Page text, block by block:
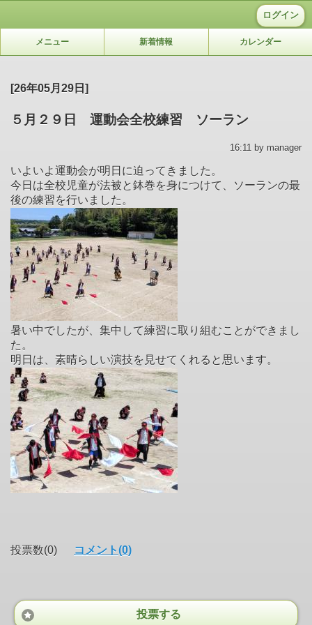
ログイン
メニュー 新着情報 カレンダー
[26年05月29日]
５月２９日 運動会全校練習 ソーラン
16:11 by manager
いよいよ運動会が明日に迫ってきました。
今日は全校児童が法被と鉢巻を身につけて、ソーランの最
後の練習を行いました。
暑い中でしたが、集中して練習に取り組むことができまし
た。
明日は、素晴らしい演技を見せてくれると思います。
投票数(0) コメント(0)
投票する